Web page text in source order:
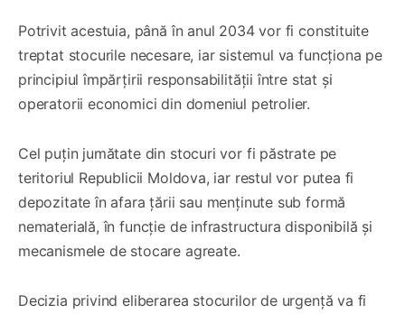
Potrivit acestuia, până în anul 2034 vor fi constituite
treptat stocurile necesare, iar sistemul va funcționa pe
principiul împărțirii responsabilității între stat și
operatorii economici din domeniul petrolier.
Cel puțin jumătate din stocuri vor fi păstrate pe
teritoriul Republicii Moldova, iar restul vor putea fi
depozitate în afara țării sau menținute sub formă
nematerială, în funcție de infrastructura disponibilă și
mecanismele de stocare agreate.
Decizia privind eliberarea stocurilor de urgență va fi